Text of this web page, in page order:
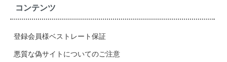
コンテンツ
登録会員様ベストレート保証
悪質な偽サイトについてのご注意